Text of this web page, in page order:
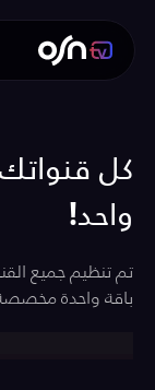
كل
واحد!
تم تنظيم جميع
باقة واحدة